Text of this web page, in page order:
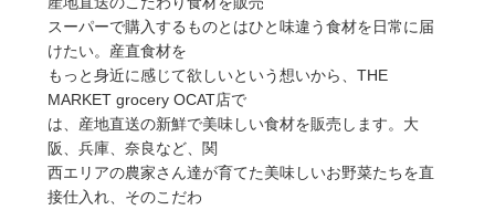
スーパーで購入するものとはひと味違う食材を日常に届
けたい。産直食材を
もっと身近に感じて欲しいという想いから、THE
MARKET grocery OCAT店で
は、産地直送の新鮮で美味しい食材を販売します。大
阪、兵庫、奈良など、関
西エリアの農家さん達が育てた美味しいお野菜たちを直
接仕入れ、そのこだわ